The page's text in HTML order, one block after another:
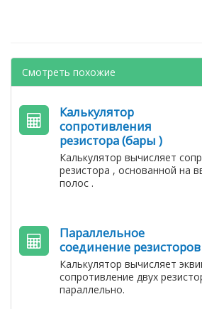
Смотреть похожие
Калькулятор
сопротивления
резистора (бары )
Калькулятор вычисляет
резистора , основанной на
полос .
Параллельное
соединение резисторов
Калькулятор вычисляет
сопротивление двух
параллельно.